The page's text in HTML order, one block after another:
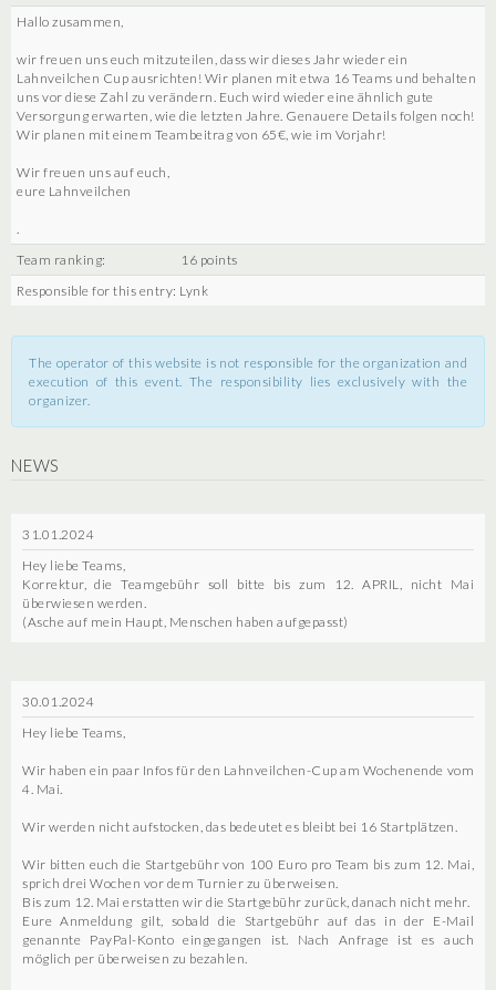
Hallo zusammen,
wir freuen uns euch mitzuteilen, dass wir dieses Jahr wieder ein
Lahnveilchen Cup ausrichten! Wir planen mit etwa 16 Teams und behalten
uns vor diese Zahl zu verändern. Euch wird wieder eine ähnlich gute
Versorgung erwarten, wie die letzten Jahre. Genauere Details folgen noch!
Wir planen mit einem Teambeitrag von 65€, wie im Vorjahr!
Wir freuen uns auf euch,
eure Lahnveilchen
Team ranking:
16 points
Responsible for this entry: Lynk
The operator of this website is not responsible for the organization and
execution of this event. The responsibility lies exclusively with the
organizer.
NEWS
31.01.2024
Hey liebe Teams,
Korrektur, die Teamgebühr soll bitte bis zum 12. APRIL, nicht Mai
überwiesen werden.
(Asche auf mein Haupt, Menschen haben aufgepasst)
30.01.2024
Hey liebe Teams,
Wir haben ein paar Infos für den Lahnveilchen-Cup am Wochenende vom
4. Mai.
Wir werden nicht aufstocken, das bedeutet es bleibt bei 16 Startplätzen.
Wir bitten euch die Startgebühr von 100 Euro pro Team bis zum 12. Mai,
sprich drei Wochen vor dem Turnier zu überweisen.
Bis zum 12. Mai erstatten wir die Startgebühr zurück, danach nicht mehr.
Eure Anmeldung gilt, sobald die Startgebühr auf das in der E-Mail
genannte PayPal-Konto eingegangen ist. Nach Anfrage ist es auch
möglich per überweisen zu bezahlen.